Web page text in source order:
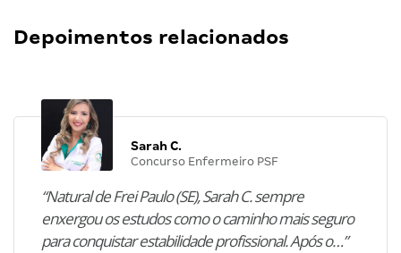
Depoimentos relacionados
Sarah C.
Concurso Enfermeiro PSF
“Natural de Frei Paulo (SE), Sarah C. sempre
enxergou os estudos como o caminho mais seguro
para conquistar estabilidade profissional. Após o…”